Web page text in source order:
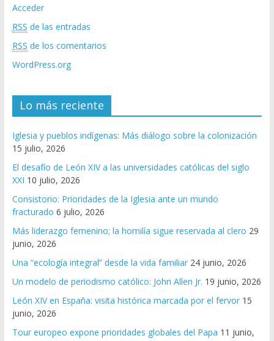
Acceder
RSS de las entradas
RSS de los comentarios
WordPress.org
Lo más reciente
Iglesia y pueblos indígenas: Más diálogo sobre la colonización
15 julio, 2026
El desafío de León XIV a las universidades católicas del siglo
XXI 10 julio, 2026
Consistorio: Prioridades de la Iglesia ante un mundo
fracturado 6 julio, 2026
Más liderazgo femenino; la homilía sigue reservada al clero 29
junio, 2026
Una “ecología integral” desde la vida familiar 24 junio, 2026
Un modelo de periodismo católico: John Allen Jr. 19 junio, 2026
León XIV en España: visita histórica marcada por el fervor 15
junio, 2026
Tour europeo expone prioridades globales del Papa 11 junio,